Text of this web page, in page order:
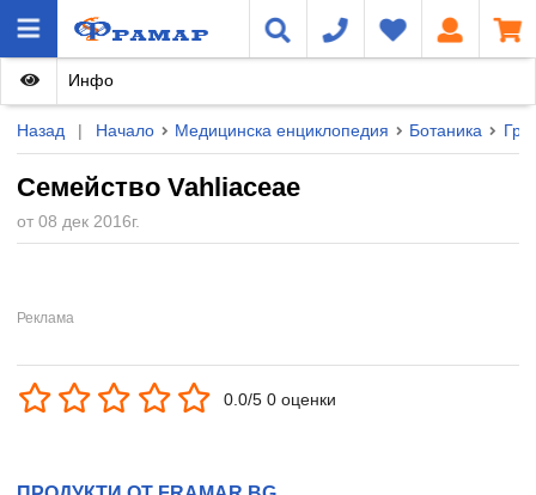
Назад | Начало Медицинска енциклопедия Ботаника
Семейство Vahliaceae
от 08 дек 2016г.
Инфо
0.0/5 0 оценки